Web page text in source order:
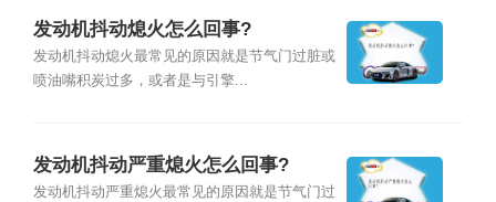
发动机抖动熄火怎么回事?
发动机抖动熄火最常见的原因就是节气门过脏或
喷油嘴积炭过多，或者是与引擎...
发动机抖动严重熄火怎么回事?
发动机抖动严重熄火最常见的原因就是节气门过